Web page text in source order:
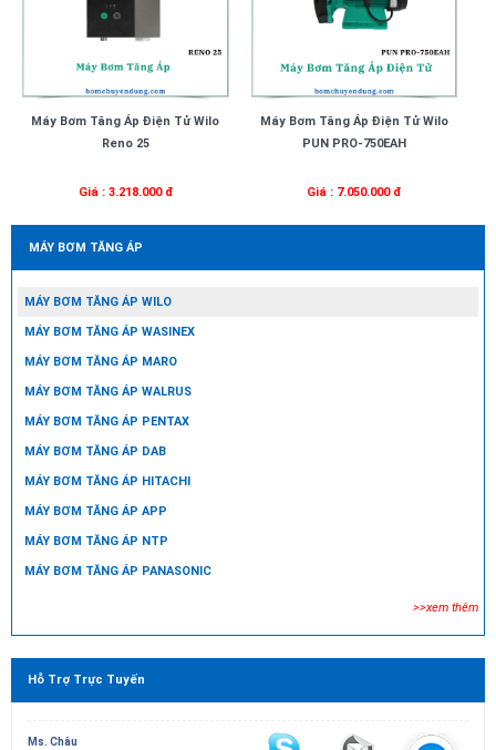
Máy Bơm Tăng Áp Điện Tử Wilo
Reno 25
Giá : 3.218.000 đ
Máy Bơm Tăng Áp Điện Tử Wilo
PUN PRO-750EAH
Giá : 7.050.000 đ
MÁY BƠM TĂNG ÁP
MÁY BƠM TĂNG ÁP WILO
MÁY BƠM TĂNG ÁP WASINEX
MÁY BƠM TĂNG ÁP MARO
MÁY BƠM TĂNG ÁP WALRUS
MÁY BƠM TĂNG ÁP PENTAX
MÁY BƠM TĂNG ÁP DAB
MÁY BƠM TĂNG ÁP HITACHI
MÁY BƠM TĂNG ÁP APP
MÁY BƠM TĂNG ÁP NTP
MÁY BƠM TĂNG ÁP PANASONIC
>>xem thêm
Hỗ Trợ Trực Tuyến
Ms. Châu